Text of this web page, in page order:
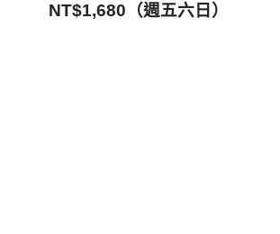
NT$1,680（週五六日）